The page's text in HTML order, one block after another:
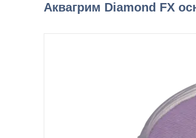
Аквагрим Diamond FX